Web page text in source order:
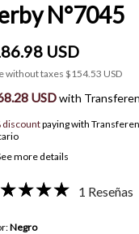
N°7045
USD
without taxes$154.53 USD
USDwith
discountpaying with
more details
1 Reseñas
Negro